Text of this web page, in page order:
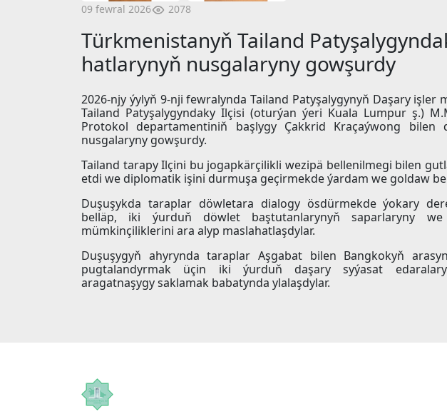
09 fewral 2026 2078
Türkmenistanyň Tailand
hatlarynyň nusgalaryny gowşurdy
2026-njy ýylyň 9-nji fewralynda Tailand Patyşalygynyň Daşary
Tailand Patyşalygyndaky Ilçisi (oturýan ýeri Kuala Lumpur ş.)
Protokol departamentiniň başlygy Çakkrid Kraçaýwong bilen
nusgalaryny gowşurdy.
Tailand tarapy Ilçini bu jogapkärçilikli wezipä bellenilmegi bilen
etdi we diplomatik işini durmuşa geçirmekde ýardam we goldaw
Duşuşykda taraplar döwletara dialogy ösdürmekde ýokary
belläp, iki ýurduň döwlet baştutanlarynyň saparlaryny we
mümkinçiliklerini ara alyp maslahatlaşdylar.
Duşuşygyň ahyrynda taraplar Aşgabat bilen Bangkokyň
pugtalandyrmak üçin iki ýurduň daşary syýasat
aragatnaşygy saklamak babatynda ylalaşdylar.